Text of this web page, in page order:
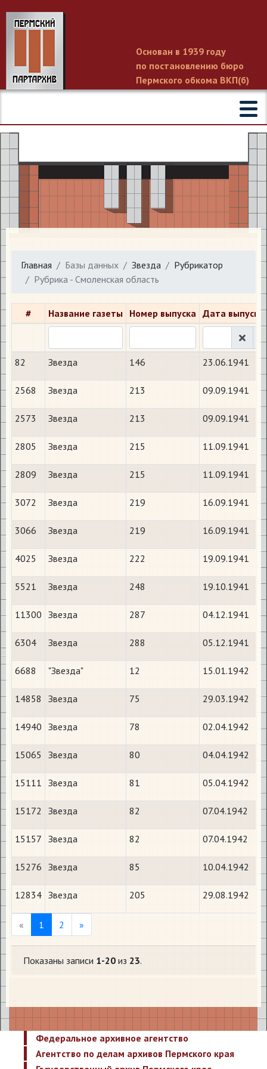
Основан в 1939 году
по постановлению бюро
Пермского обкома ВКП(б)
Главная Базы данных Звезда
Рубрикатор
Рубрика - Смоленская область
# Название газеты Номер выпуска Дата выпуска
82 Звезда 146 23.06.1941
2568 Звезда 213 09.09.1941
2573 Звезда 213 09.09.1941
2805 Звезда 215 11.09.1941
2809 Звезда 215 11.09.1941
3072 Звезда 219 16.09.1941
3066 Звезда 219 16.09.1941
4025 Звезда 222 19.09.1941
5521 Звезда 248 19.10.1941
11300 Звезда 287 04.12.1941
6304 Звезда 288 05.12.1941
6688 "Звезда" 12 15.01.1942
14858 Звезда 75 29.03.1942
14940 Звезда 78 02.04.1942
15065 Звезда 80 04.04.1942
15111 Звезда 81 05.04.1942
15172 Звезда 82 07.04.1942
15157 Звезда 82 07.04.1942
15276 Звезда 85 10.04.1942
12834 Звезда 205 29.08.1942
« Previous
1 2 »
Показаны записи 1-20 из 23.
Федеральное архивное агентство
Агентство по делам архивов Пермского края